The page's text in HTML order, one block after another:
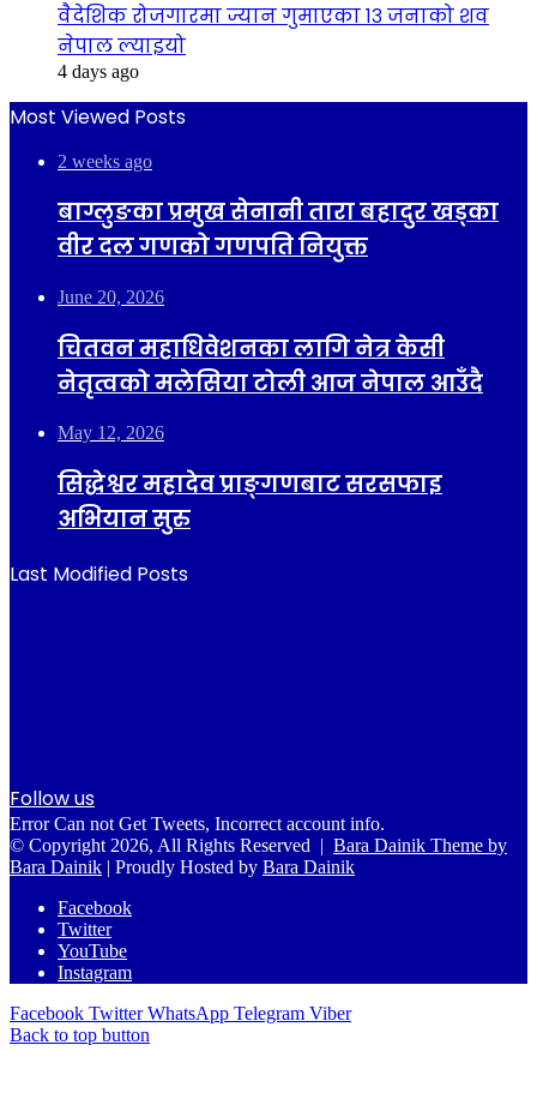
वैदेशिक रोजगारमा ज्यान गुमाएका १३ जनाको शव
नेपाल ल्याइयो
4 days ago
Most Viewed Posts
2 weeks ago
बाग्लुङका प्रमुख सेनानी तारा बहादुर खड्का
वीर दल गणको गणपति नियुक्त
June 20, 2026
चितवन महाधिवेशनका लागि नेत्र केसी
नेतृत्वको मलेसिया टोली आज नेपाल आउँदै
May 12, 2026
सिद्धेश्वर महादेव प्राङ्गणबाट सरसफाइ
अभियान सुरु
Last Modified Posts
Follow us
Error Can not Get Tweets, Incorrect account info.
© Copyright 2026, All Rights Reserved | Bara Dainik Theme by
Bara Dainik | Proudly Hosted by Bara Dainik
Facebook
Twitter
YouTube
Instagram
Facebook Twitter WhatsApp Telegram Viber
Back to top button